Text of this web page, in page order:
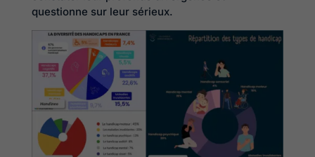
questionne sur leur sérieux.